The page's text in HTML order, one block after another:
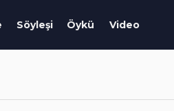
Söyleşi Öykü Video